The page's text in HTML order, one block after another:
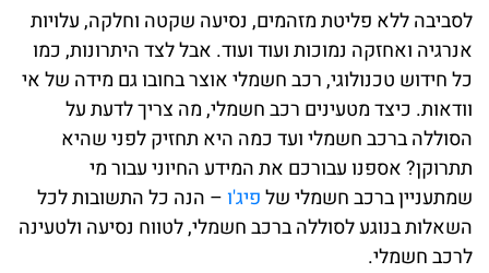
לסביבה ללא פליטת מזהמים, נסיעה שקטה וחלקה, עלויות
אנרגיה ואחזקה נמוכות ועוד ועוד. אבל לצד היתרונות, כמו
כל חידוש טכנולוגי, רכב חשמלי אוצר בחובו גם מידה של אי
וודאות. כיצד מטעינים רכב חשמלי, מה צריך לדעת על
הסוללה ברכב חשמלי ועד כמה היא תחזיק לפני שהיא
תתרוקן? אספנו עבורכם את המידע החיוני עבור מי
שמתעניין ברכב חשמלי שלפיג'ו– הנה כל התשובות לכל
השאלות בנוגע לסוללה ברכב חשמלי, לטווח נסיעה ולטעינה
לרכב חשמלי.